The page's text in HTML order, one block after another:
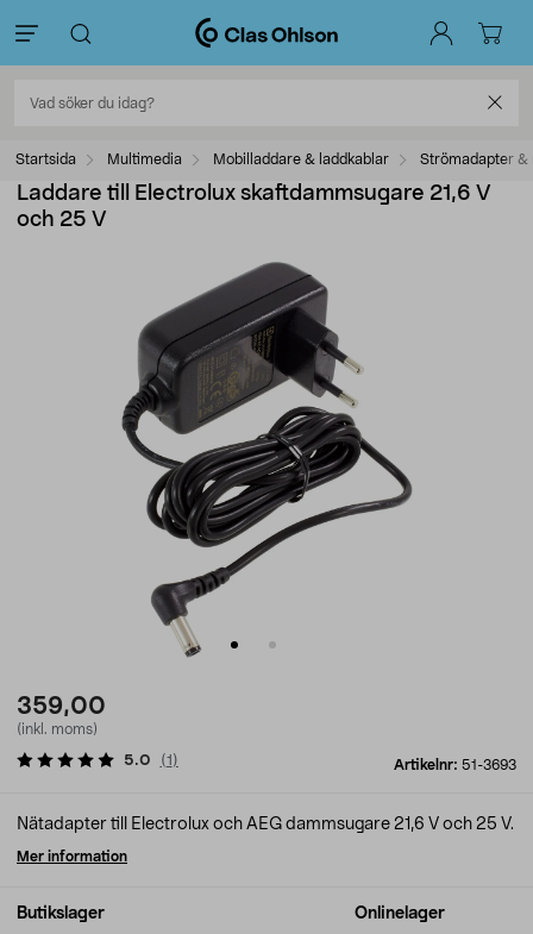
Startsida Multimedia Mobilladdare & laddkablar Strömadapter &
Laddare till Electrolux skaftdammsugare 21,6 V
och 25 V
359,00
(inkl. moms)
Artikelnr: 51-3693
5.0 (1 )
Butikslager Onlinelager
Nätadapter till Electrolux och AEG dammsugare 21,6 V och 25 V.
Mer information